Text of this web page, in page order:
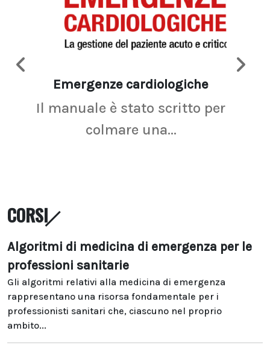
Emergenze cardiologiche
Il manuale è stato scritto per
colmare una...
CORSI
Algoritmi di medicina di emergenza per le
professioni sanitarie
Gli algoritmi relativi alla medicina di emergenza
rappresentano una risorsa fondamentale per i
professionisti sanitari che, ciascuno nel proprio
ambito...